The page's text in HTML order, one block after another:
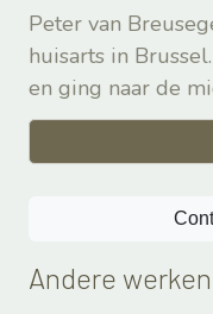
Peter van
huisarts in
en ging naar de
Andere